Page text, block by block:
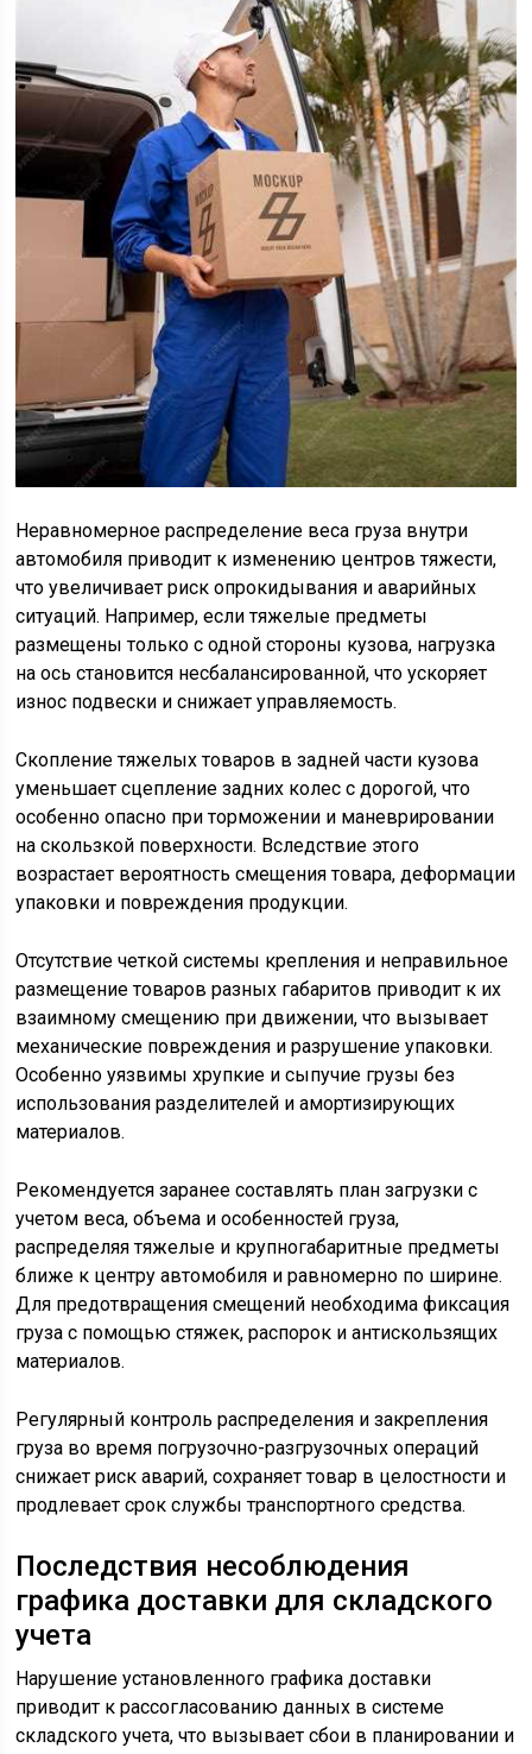
Неравномерное распределение веса груза внутри
автомобиля приводит к изменению центров тяжести,
что увеличивает риск опрокидывания и аварийных
ситуаций. Например, если тяжелые предметы
размещены только с одной стороны кузова, нагрузка
на ось становится несбалансированной, что ускоряет
износ подвески и снижает управляемость.
Скопление тяжелых товаров в задней части кузова
уменьшает сцепление задних колес с дорогой, что
особенно опасно при торможении и маневрировании
на скользкой поверхности. Вследствие этого
возрастает вероятность смещения товара, деформации
упаковки и повреждения продукции.
Отсутствие четкой системы крепления и неправильное
размещение товаров разных габаритов приводит к их
взаимному смещению при движении, что вызывает
механические повреждения и разрушение упаковки.
Особенно уязвимы хрупкие и сыпучие грузы без
использования разделителей и амортизирующих
материалов.
Рекомендуется заранее составлять план загрузки с
учетом веса, объема и особенностей груза,
распределяя тяжелые и крупногабаритные предметы
ближе к центру автомобиля и равномерно по ширине.
Для предотвращения смещений необходима фиксация
груза с помощью стяжек, распорок и антискользящих
материалов.
Регулярный контроль распределения и закрепления
груза во время погрузочно-разгрузочных операций
снижает риск аварий, сохраняет товар в целостности и
продлевает срок службы транспортного средства.
Последствия несоблюдения
графика доставки для складского
учета
Нарушение установленного графика доставки
приводит к рассогласованию данных в системе
складского учета, что вызывает сбои в планировании и